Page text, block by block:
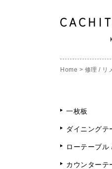
Home > 修理 / リ
一枚板
ダイニングテ
ローテーブル
カウンターテ